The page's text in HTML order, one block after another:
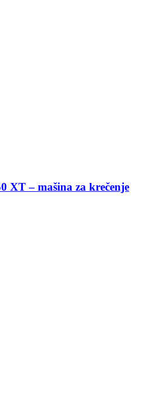
XT – mašina za krečenje